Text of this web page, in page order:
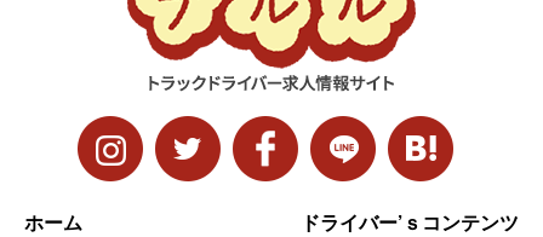
ホーム ドライバー’ｓコンテンツ